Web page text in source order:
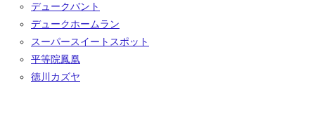
デュークバント
デュークホームラン
スーパースイートスポット
平等院鳳凰
徳川カズヤ